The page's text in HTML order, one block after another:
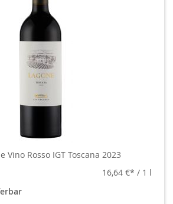
Vino Rosso IGT Toscana 2023
16,64 €
/ 1 l